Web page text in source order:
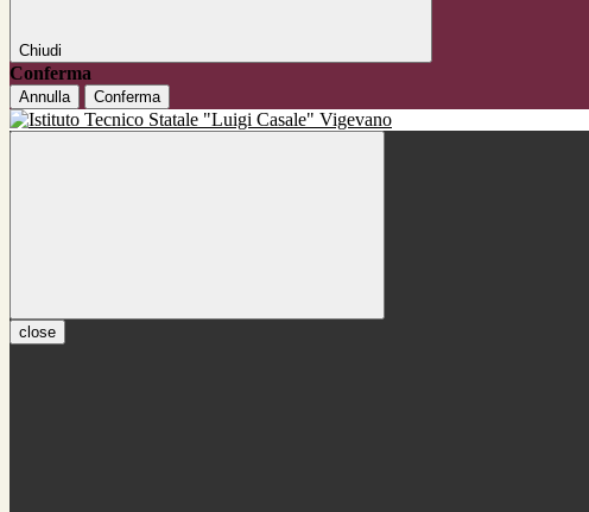
Chiudi
Conferma
Annulla Conferma
close